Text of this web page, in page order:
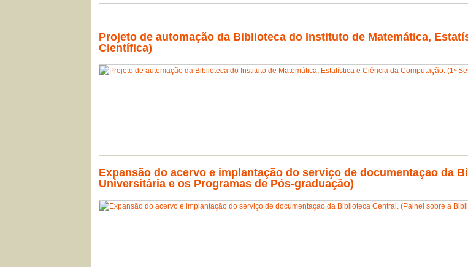
Projeto de automação da Biblioteca do Instituto de Matemática,
Científica)
Expansão do acervo e implantação do serviço de documentaçao da
Universitária e os Programas de Pós-graduação)